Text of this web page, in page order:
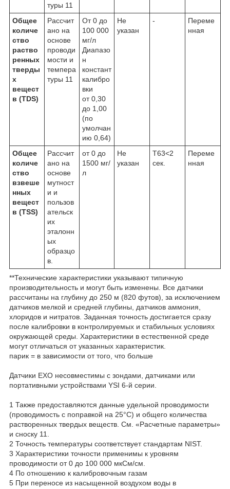
туры 11
Общее
количе
ство
раство
ренных
тверды
х
вещест
в (TDS)
Рассчит
ано на
основе
проводи
мости и
темпера
туры 11
От 0 до
100 000
мг/л
Диапазо
н
констант
калибро
вки
от 0,30
до 1,00
(по
умолчан
ию 0,64)
Не
указан
-
Переме
нная
Общее
количе
ство
взвеше
нных
вещест
в (TSS)
Рассчит
ано на
основе
мутност
и и
пользов
ательск
их
эталонн
ых
образцо
в.
от 0 до
1500 мг/
л
Не
указан
Т63<2
сек.
Переме
нная
**Технические характеристики указывают типичную
производительность и могут быть изменены. Все датчики
рассчитаны на глубину до 250 м (820 футов), за исключением
датчиков мелкой и средней глубины, датчиков аммония,
хлоридов и нитратов. Заданная точность достигается сразу
после калибровки в контролируемых и стабильных условиях
окружающей среды. Характеристики в естественной среде
могут отличаться от указанных характеристик.
парик = в зависимости от того, что больше
Датчики EXO несовместимы с зондами, датчиками или
портативными устройствами YSI 6-й серии.
1 Также предоставляются данные удельной проводимости
(проводимость с поправкой на 25°C) и общего количества
растворенных твердых веществ. См. «Расчетные параметры»
и сноску 11.
2 Точность температуры соответствует стандартам NIST.
3 Характеристики точности применимы к уровням
проводимости от 0 до 100 000 мкСм/см.
4 По отношению к калибровочным газам
5 При переносе из насыщенной воздухом воды в